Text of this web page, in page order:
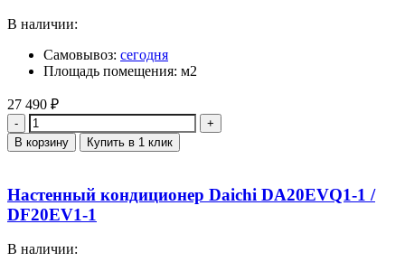
В наличии:
Самовывоз: сегодня
Площадь помещения: м2
27 490 ₽
Количество
В корзину Купить в 1 клик
Настенный кондиционер Daichi DA20EVQ1-1 /
DF20EV1-1
В наличии: